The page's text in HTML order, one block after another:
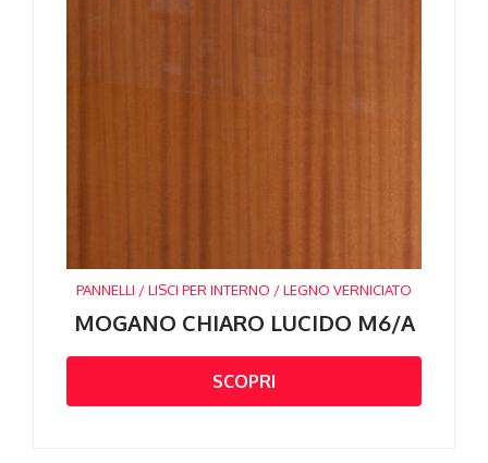
PANNELLI / LISCI PER INTERNO / LEGNO VERNICIATO
MOGANO CHIARO LUCIDO M6/A
SCOPRI